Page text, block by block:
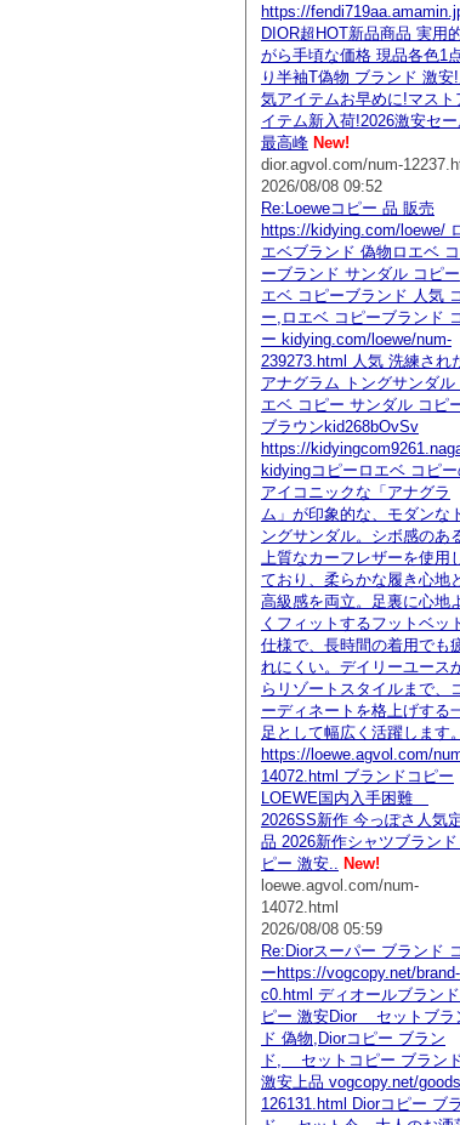
https://
DIOR超HOT新品商品 実用
がら手頃な価格 現品各色1
り半袖T偽物 ブランド 激安!
気アイテムお早めに!マスト
イテム新入荷!2026激安セ
最高峰 New!
dior.agvol.com/num-
2026/08/08 09:52
Re:Loeweコピー 品 販売
https://kidying.com/loewe/
エベブランド 偽物ロエベ
ーブランド サンダル コピ
エベ コピーブランド 人気
ー,ロエベ コピーブランド
ー kidying.com/loewe/num-
239273.html 人気 洗練され
アナグラム トングサンダル
エベ コピー サンダル コピ
ブラウンkid268bOvSv
https://
kidyingコピーロエベ コピ
アイコニックな「アナグラ
ム」が印象的な、モダンな
ングサンダル。シボ感のあ
上質なカーフレザーを使用
ており、柔らかな履き心地
高級感を両立。足裏に心地
くフィットするフットベッ
仕様で、長時間の着用でも
れにくい。デイリーユース
らリゾートスタイルまで、
ーディネートを格上げする
足として幅広く活躍します。
https://loewe.agvol.com/
14072.html ブランドコピー
LOEWE国内入手困難
2026SS新作 今っぽさ人気
品 2026新作シャツブランド
ピー 激安.. New!
loewe.agvol.com/num-
14072.html
2026/08/08 05:59
Re:Diorスーパー ブランド
ーhttps://vogcopy.net/
c0.html ディオールブラン
ピー 激安Dior セットブラ
ド 偽物,Diorコピー ブラン
ド, セットコピー ブラン
激安上品 vogcopy.net/
126131.html Diorコピー ブ